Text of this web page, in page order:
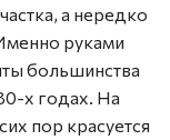
а нередко
руками
большинства
х годах. На
пор красуется